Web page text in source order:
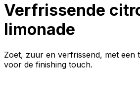
Verfrissende
limonade
Zoet, zuur en verfrissend, met een
voor de finishing touch.